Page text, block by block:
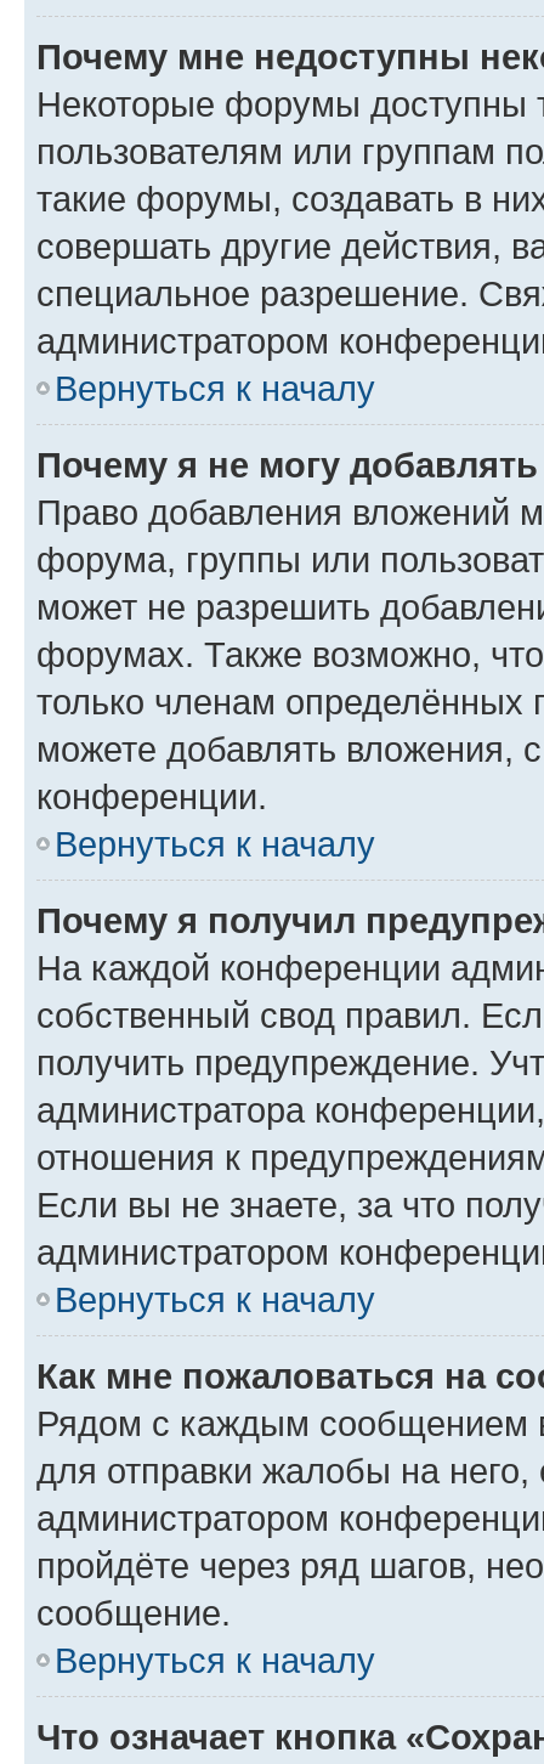
Почему мне недоступны
Некоторые форумы доступны
пользователям или группам
такие форумы, создавать в
совершать другие действия,
специальное разрешение.
администратором
Вернуться к началу
Почему я не могу
Право добавления вложений
форума, группы или
может не разрешить
форумах. Также возможно,
только членам определённых
можете добавлять вложения,
конференции.
Вернуться к началу
Почему я получил
На каждой конференции
собственный свод правил.
получить предупреждение.
администратора
отношения к
Если вы не знаете, за что
администратором
Вернуться к началу
Как мне пожаловаться на
Рядом с каждым сообщением
для отправки жалобы на
администратором
пройдёте через ряд шагов,
сообщение.
Вернуться к началу
Что означает кнопка